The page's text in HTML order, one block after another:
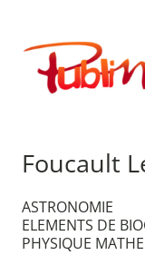
contenu
Publimath
Foucault
ASTRONOMIE
ELEMENTS DE
PHYSIQUE